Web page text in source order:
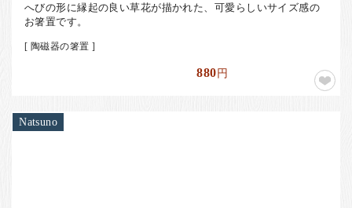
へびの形に縁起の良い草花が描かれた、可愛らしいサイズ感の
お箸置です。
[ 陶磁器の箸置 ]
880円
Natsuno